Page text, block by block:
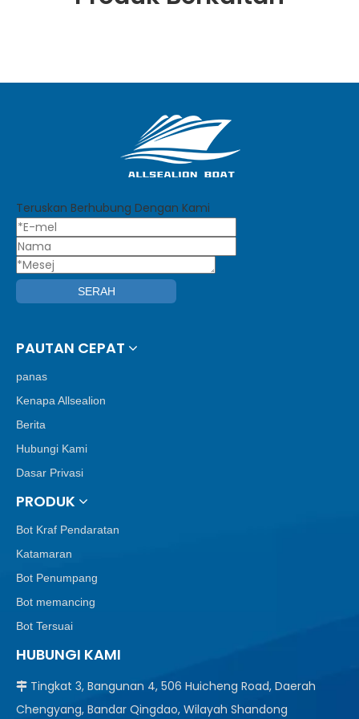
Teruskan Berhubung Dengan Kami
SERAH
PAUTAN CEPAT
panas
Kenapa Allsealion
Berita
Hubungi Kami
Dasar Privasi
PRODUK
Bot Kraf Pendaratan
Katamaran
Bot Penumpang
Bot memancing
Bot Tersuai
HUBUNGI KAMI
 Tingkat 3, Bangunan 4, 506 Huicheng Road, Daerah
Chengyang, Bandar Qingdao, Wilayah Shandong